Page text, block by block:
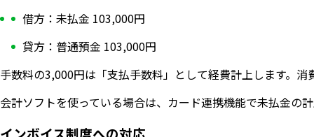
借方：未払金 103,000円
貸方：普通預金 103,000円
手数料の3,000円は「支払手数料」として経費計上します。
会計ソフトを使っている場合は、カード連携機能で未払金の
インボイス制度への対応